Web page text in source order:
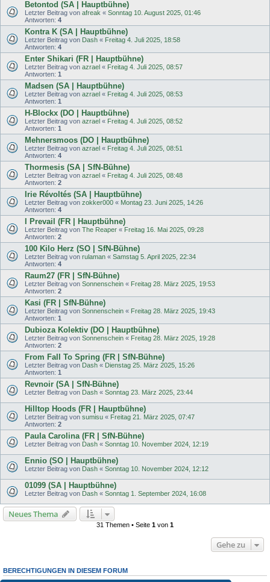
Betontod (SA | Hauptbühne)
Letzter Beitrag von afreak « Sonntag 10. August 2025, 01:46
Antworten: 4
Kontra K (SA | Hauptbühne)
Letzter Beitrag von Dash « Freitag 4. Juli 2025, 18:58
Antworten: 4
Enter Shikari (FR | Hauptbühne)
Letzter Beitrag von azrael « Freitag 4. Juli 2025, 08:57
Antworten: 1
Madsen (SA | Hauptbühne)
Letzter Beitrag von azrael « Freitag 4. Juli 2025, 08:53
Antworten: 1
H-Blockx (DO | Hauptbühne)
Letzter Beitrag von azrael « Freitag 4. Juli 2025, 08:52
Antworten: 1
Mehnersmoos (DO | Hauptbühne)
Letzter Beitrag von azrael « Freitag 4. Juli 2025, 08:51
Antworten: 4
Thormesis (SA | SfN-Bühne)
Letzter Beitrag von azrael « Freitag 4. Juli 2025, 08:48
Antworten: 2
Irie Révoltés (SA | Hauptbühne)
Letzter Beitrag von zokker000 « Montag 23. Juni 2025, 14:26
Antworten: 4
I Prevail (FR | Hauptbühne)
Letzter Beitrag von The Reaper « Freitag 16. Mai 2025, 09:28
Antworten: 2
100 Kilo Herz (SO | SfN-Bühne)
Letzter Beitrag von rulaman « Samstag 5. April 2025, 22:34
Antworten: 4
Raum27 (FR | SfN-Bühne)
Letzter Beitrag von Sonnenschein « Freitag 28. März 2025, 19:53
Antworten: 2
Kasi (FR | SfN-Bühne)
Letzter Beitrag von Sonnenschein « Freitag 28. März 2025, 19:43
Antworten: 1
Dubioza Kolektiv (DO | Hauptbühne)
Letzter Beitrag von Sonnenschein « Freitag 28. März 2025, 19:28
Antworten: 2
From Fall To Spring (FR | SfN-Bühne)
Letzter Beitrag von Dash « Dienstag 25. März 2025, 15:26
Antworten: 1
Revnoir (SA | SfN-Bühne)
Letzter Beitrag von Dash « Sonntag 23. März 2025, 23:44
Hilltop Hoods (FR | Hauptbühne)
Letzter Beitrag von sumisu « Freitag 21. März 2025, 07:47
Antworten: 2
Paula Carolina (FR | SfN-Bühne)
Letzter Beitrag von Dash « Sonntag 10. November 2024, 12:19
Ennio (SO | Hauptbühne)
Letzter Beitrag von Dash « Sonntag 10. November 2024, 12:12
01099 (SA | Hauptbühne)
Letzter Beitrag von Dash « Sonntag 1. September 2024, 16:08
Neues Thema
31 Themen • Seite 1 von 1
Gehe zu
BERECHTIGUNGEN IN DIESEM FORUM